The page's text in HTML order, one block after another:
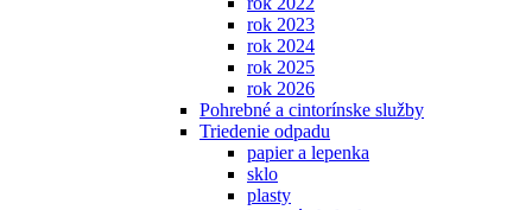
rok 2023
rok 2024
rok 2025
rok 2026
Pohrebné a cintorínske služby
Triedenie odpadu
papier a lepenka
sklo
plasty